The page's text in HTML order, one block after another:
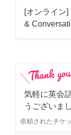
[オンライン
&
気軽に英会
うございま
依頼されたチケ